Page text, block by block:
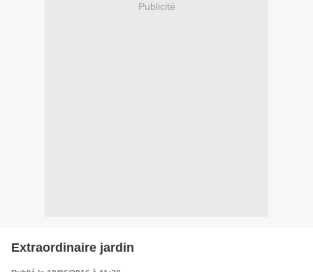
Publicité
Extraordinaire jardin